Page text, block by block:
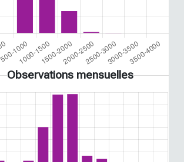
Observations mensuelles